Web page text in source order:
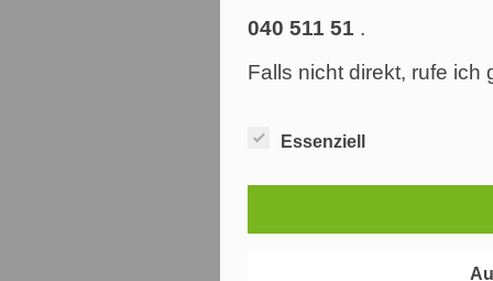
040 511 51 .
Falls nicht direkt, rufe ich
Essenziell